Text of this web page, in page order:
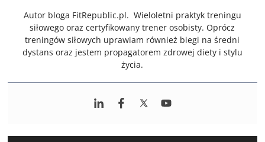
Autor bloga FitRepublic.pl. Wieloletni praktyk treningu
siłowego oraz certyfikowany trener osobisty. Oprócz
treningów siłowych uprawiam również biegi na średni
dystans oraz jestem propagatorem zdrowej diety i stylu
życia.